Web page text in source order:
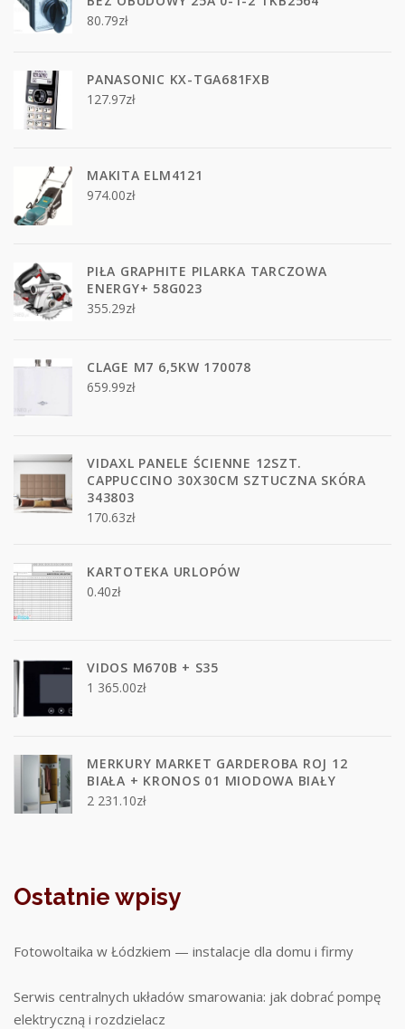
80.79zł
PANASONIC KX-TGA681FXB
127.97zł
MAKITA ELM4121
974.00zł
PIŁA GRAPHITE PILARKA TARCZOWA
ENERGY+ 58G023
355.29zł
CLAGE M7 6,5KW 170078
659.99zł
VIDAXL PANELE ŚCIENNE 12SZT.
CAPPUCCINO 30X30CM SZTUCZNA SKÓRA
343803
170.63zł
KARTOTEKA URLOPÓW
0.40zł
VIDOS M670B + S35
1 365.00zł
MERKURY MARKET GARDEROBA ROJ 12
BIAŁA + KRONOS 01 MIODOWA BIAŁY
2 231.10zł
Ostatnie wpisy
Fotowoltaika w Łódzkiem — instalacje dla domu i firmy
Serwis centralnych układów smarowania: jak dobrać pompę
elektryczną i rozdzielacz